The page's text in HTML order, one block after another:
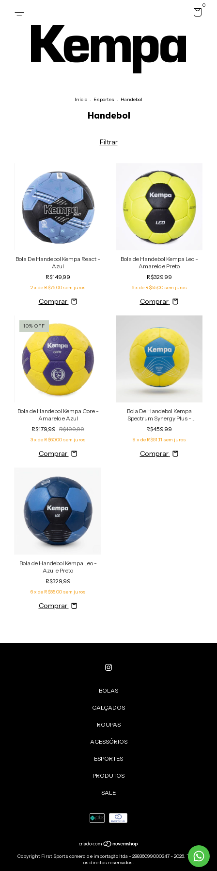
0
Início . Esportes . Handebol
Handebol
Filtrar
Bola De Handebol Kempa React -
Azul
R$149,99
2x de R$75,00 sem juros
Comprar
Bola de Handebol Kempa Leo -
Amarelo e Preto
R$329,99
6x de R$55,00 sem juros
Comprar
10% OFF
Bola de Handebol Kempa Core -
Amarelo e Azul
R$179,99 R$199,99
3x de R$60,00 sem juros
Comprar
Bola De Handebol Kempa
Spectrum Synergy Plus -
Amarelo
R$459,99
9 x de R$51,11 sem juros
Comprar
Bola de Handebol Kempa Leo -
Azul e Preto
R$329,99
6x de R$55,00 sem juros
Comprar
BOLAS
CALÇADOS
ROUPAS
ACESSÓRIOS
ESPORTES
PRODUTOS
SALE
Copyright First Sports comercio e importação ltda - 28836099000347 - 2026. Todos
os direitos reservados.